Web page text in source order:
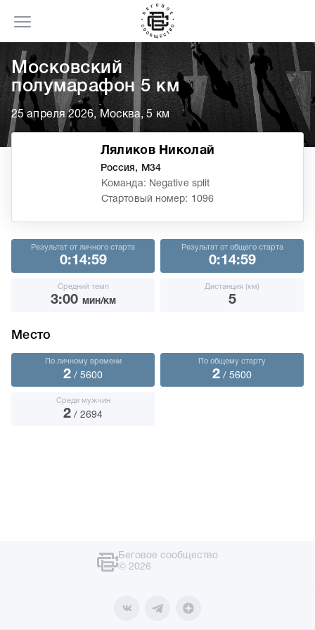
Московский
полумарафон 5 км
25 апреля 2026, Москва, 5 км
Ляликов Николай
Россия, М34
Команда: Negative split
Стартовый номер: 1096
Результат от личного старта
0:14:59
Результат от общего старта
0:14:59
Средний темп
3:00 мин/км
Дистанция (км)
5
Место
По личному времени
2 / 5600
По общему старту
2 / 5600
Среди мужчин
2 / 2694
Беговое сообщество
© 2026